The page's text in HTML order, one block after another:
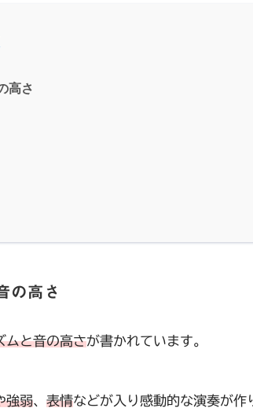
高さ
の高さ
ムと音の高さが書かれています。
強弱、 表情などが入り感動的な演奏が作